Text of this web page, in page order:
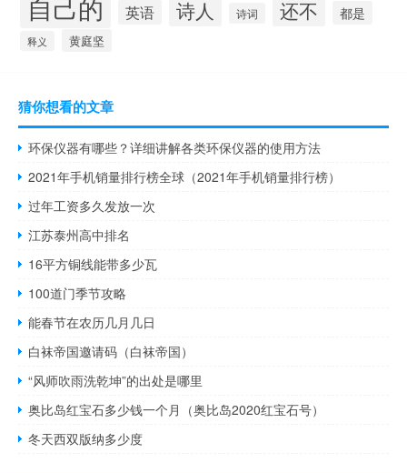
英语 诗人 诗词 还不 都是
释义 黄庭坚
猜你想看的文章
环保仪器有哪些？详细讲解各类环保仪器的使用方法
2021年手机销量排行榜全球（2021年手机销量排行榜）
过年工资多久发放一次
江苏泰州高中排名
16平方铜线能带多少瓦
100道门季节攻略
能春节在农历几月几日
白袜帝国邀请码（白袜帝国）
“风师吹雨洗乾坤”的出处是哪里
奥比岛红宝石多少钱一个月（奥比岛2020红宝石号）
冬天西双版纳多少度